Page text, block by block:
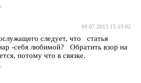
09.07.2015 15:19:02
следует, что статья
-себя любимой? Обратить взор на
потому что в связке.